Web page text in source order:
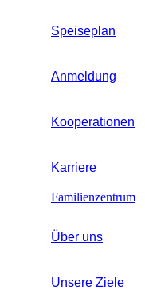
Speiseplan
Anmeldung
Kooperationen
Karriere
Familienzentrum
Über uns
Unsere Ziele